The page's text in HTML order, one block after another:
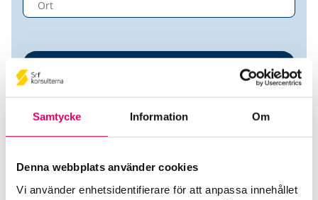
Samtycke Information Om
Denna webbplats använder cookies
Vi använder enhetsidentifierare för att anpassa innehållet